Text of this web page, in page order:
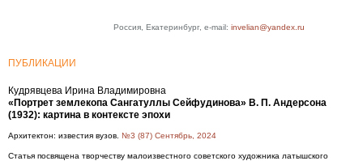
Россия, Екатеринбург, e-mail: invelian@yandex.ru
ПУБЛИКАЦИИ
Кудрявцева Ирина Владимировна
«Портрет землекопа Сангатуллы Сейфудинова» В. П. Андерсона
(1932): картина в контексте эпохи
Архитектон: известия вузов. №3 (87) Сентябрь, 2024
Статья посвящена творчеству малоизвестного советского художника латышского